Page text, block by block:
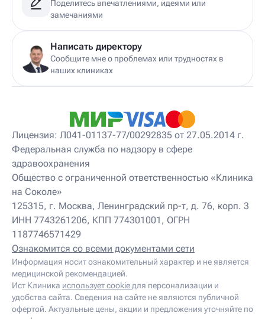
Поделитесь впечатлениями, идеями или
замечаниями
Написать директору
Сообщите мне о проблемах или трудностях в
наших клиниках
Лицензия: Л041-01137-77/00292835 от 27.05.2014 г.
Федеральная служба по надзору в сфере
здравоохранения
Общество с ограниченной ответственностью «Клиника
на Соколе»
125315, г. Москва, Ленинградский пр-т, д. 76, корп. 3
ИНН 7743261206, КПП 774301001, ОГРН
1187746571429
Ознакомится со всеми документами сети
Информация носит ознакомительный характер и не является
медицинской рекомендацией.
Ист Клиника использует cookie для персонализации и
удобства сайта. Сведения на сайте не являются публичной
офертой. Актуальные цены, акции и предложения уточняйте по